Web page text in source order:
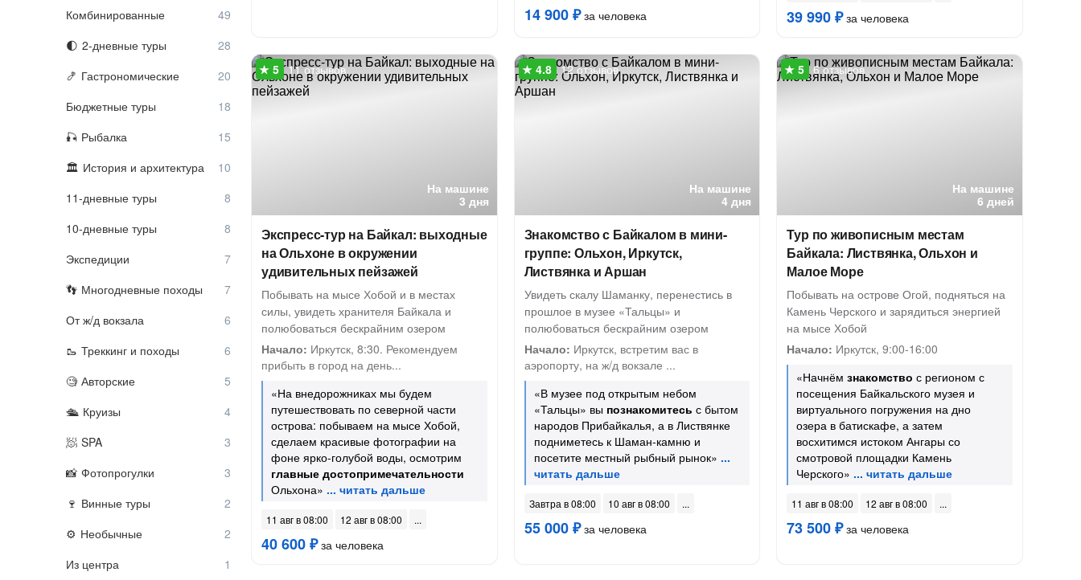
14 900 ₽за человека 39 990 ₽за человека
На машине
3 дня
11 отзывов
Экспресс-тур на Байкал: выходные
на Ольхоне в окружении
удивительных пейзажей
Побывать на мысе Хобой и в местах
силы, увидеть хранителя Байкала и
полюбоваться бескрайним озером
Начало: Иркутск, 8:30. Рекомендуем
прибыть в город на день...
«На внедорожниках мы будем
путешествовать по северной части
острова: побываем на мысе Хобой,
сделаем красивые фотографии на
фоне ярко-голубой воды, осмотрим
главные достопримечательности
Ольхона»
11 авг в 08:00 12 авг в 08:00
40 600 ₽за человека
На машине
4 дня
12 отзывов
Знакомство с Байкалом в мини-
группе: Ольхон, Иркутск,
Листвянка и Аршан
Увидеть скалу Шаманку, перенестись в
прошлое в музее «Тальцы» и
полюбоваться бескрайним озером
Начало: Иркутск, встретим вас в
аэропорту, на ж/д вокзале ...
«В музее под открытым небом
«Тальцы» вы познакомитесь с бытом
народов Прибайкалья, а в Листвянке
подниметесь к Шаман-камню и
посетите местный рыбный рынок»
Завтра в 08:00 10 авг в 08:00
55 000 ₽за человека
На машине
6 дней
6 отзывов
Тур по живописным местам
Байкала: Листвянка, Ольхон и
Малое Море
Побывать на острове Огой, подняться на
Камень Черского и зарядиться энергией
на мысе Хобой
Начало: Иркутск, 9:00-16:00
«Начнёмзнакомство с регионом с
посещения Байкальского музея и
виртуального погружения на дно
озера в батискафе, а затем
восхитимся истоком Ангары со
смотровой площадки Камень
Черского»
11 авг в 08:00 12 авг в 08:00
73 500 ₽за человека
Комбинированные
2-дневные туры
Гастрономические
Бюджетные туры
Рыбалка
История и архитектура
11-дневные туры
10-дневные туры
Экспедиции
Многодневные походы
От ж/д вокзала
Треккинг и походы
Авторские
Круизы
SPA
Фотопрогулки
Винные туры
Необычные
Из центра